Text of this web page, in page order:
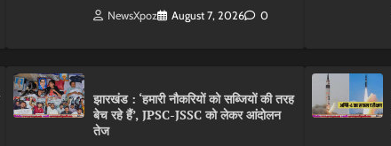
NewsXpoz August 7, 2026 0
झारखंड : ‘हमारी नौकरियों को सब्जियों की तरह
बेच रहे हैं’, JPSC-JSSC को लेकर आंदोलन
तेज